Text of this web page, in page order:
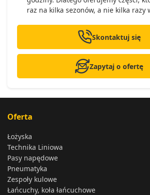
raz na kilka sezonów, a nie kilka razy
Skontaktuj się
Zapytaj o ofertę
Oferta
Łożyska
Technika Liniowa
Pasy napędowe
Pneumatyka
Zespoły kulowe
Łańcuchy, koła łańcuchowe